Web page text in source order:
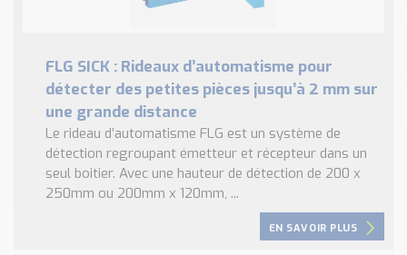
FLG SICK : Rideaux d’automatisme pour
détecter des petites pièces jusqu’à 2 mm sur
une grande distance
Le rideau d’automatisme FLG est un système de
détection regroupant émetteur et récepteur dans un
seul boitier. Avec une hauteur de détection de 200 x
250mm ou 200mm x 120mm, ...
EN SAVOIR PLUS